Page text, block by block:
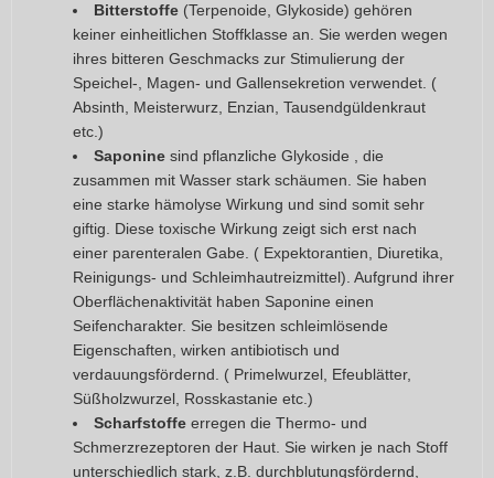
Bitterstoffe (Terpenoide, Glykoside) gehören
keiner einheitlichen Stoffklasse an. Sie werden wegen
ihres bitteren Geschmacks zur Stimulierung der
Speichel-, Magen- und Gallensekretion verwendet. (
Absinth, Meisterwurz, Enzian, Tausendgüldenkraut
etc.)
Saponine sind pflanzliche Glykoside , die
zusammen mit Wasser stark schäumen. Sie haben
eine starke hämolyse Wirkung und sind somit sehr
giftig. Diese toxische Wirkung zeigt sich erst nach
einer parenteralen Gabe. ( Expektorantien, Diuretika,
Reinigungs- und Schleimhautreizmittel). Aufgrund ihrer
Oberflächenaktivität haben Saponine einen
Seifencharakter. Sie besitzen schleimlösende
Eigenschaften, wirken antibiotisch und
verdauungsfördernd. ( Primelwurzel, Efeublätter,
Süßholzwurzel, Rosskastanie etc.)
Scharfstoffe erregen die Thermo- und
Schmerzrezeptoren der Haut. Sie wirken je nach Stoff
unterschiedlich stark, z.B. durchblutungsfördernd,